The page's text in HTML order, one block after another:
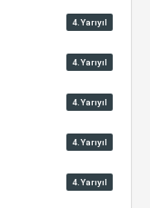
4.Yarıyıl
4.Yarıyıl
4.Yarıyıl
4.Yarıyıl
4.Yarıyıl